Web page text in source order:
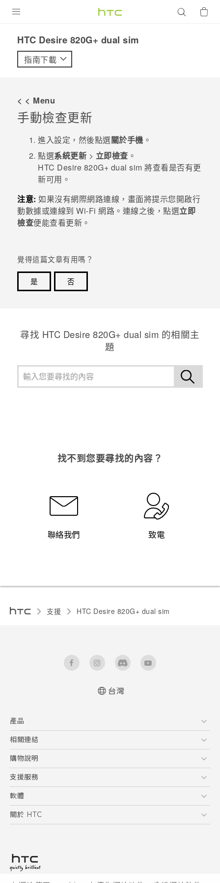
VIVE
配件
優惠專區
焦點訊息
校園專案
企業採購
銷售通路
支援服務
VIVELAND
HTC Desire 820G+ dual sim‎
指南下載
< < Menu
手動檢查更新
進入設定，然後點選關於手機 。
點選系統更新 > 立即檢查 。
HTC Desire 820G‍+ dual sim 將查看是否有更
新可用。
注意: 如果沒有網際網路連線，畫面將提示您開啟行
動數據或連線到 Wi-Fi 網路。連線之後，點選立即
檢查便能查看更新。
覺得這篇文章有用嗎？
是
否
尋找 HTC Desire 820G+ dual sim 的相關主
題
找不到您要尋找的內容？
聯絡我們 致電
支援 HTC Desire 820G+ dual sim‎
台灣
產品
5G
智慧型手機
配件
相關連結
HTC Research
購物說明
購物須知
訂單管理
付款方式
支援服務
到府收送維修服務
服務中心資訊
客戶服務佈告欄
軟體
應用程式
HTC Sync Manager
關於 HTC
投資人